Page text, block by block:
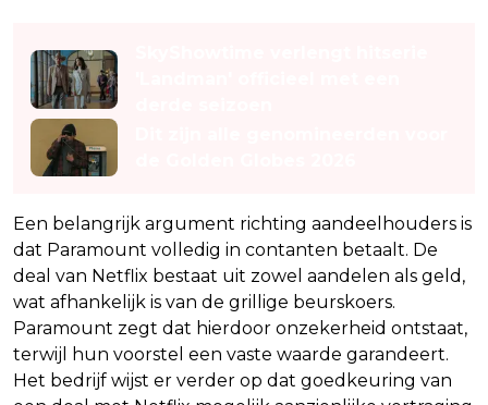
Een belangrijk argument richting aandeelhouders is
dat Paramount volledig in contanten betaalt. De
deal van Netflix bestaat uit zowel aandelen als geld,
wat afhankelijk is van de grillige beurskoers.
Paramount zegt dat hierdoor onzekerheid ontstaat,
terwijl hun voorstel een vaste waarde garandeert.
Het bedrijf wijst er verder op dat goedkeuring van